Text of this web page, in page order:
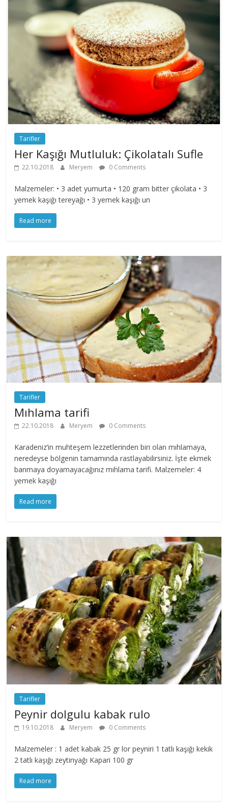
Tarifler
Her Kaşığı Mutluluk: Çikolatalı Sufle
22.10.2018 Meryem 0 Comments
Malzemeler: • 3 adet yumurta • 120 gram bitter çikolata • 3
yemek kaşığı tereyağı • 3 yemek kaşığı un
Read more
Tarifler
Mıhlama tarifi
22.10.2018 Meryem 0 Comments
Karadeniz’in muhteşem lezzetlerinden biri olan mıhlamaya,
neredeyse bölgenin tamamında rastlayabilirsiniz. İşte ekmek
banmaya doyamayacağınız mıhlama tarifi. Malzemeler: 4
yemek kaşığı
Read more
Tarifler
Peynir dolgulu kabak rulo
19.10.2018 Meryem 0 Comments
Malzemeler : 1 adet kabak 25 gr lor peyniri 1 tatlı kaşığı kekik
2 tatlı kaşığı zeytinyağı Kapari 100 gr
Read more